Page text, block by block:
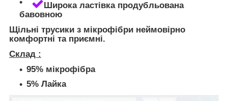
Широка ластівка продубльована
бавовною
Щільні трусики з мікрофібри неймовірно
комфортні та приємні.
Склад :
95% мікрофібра
5% Лайка